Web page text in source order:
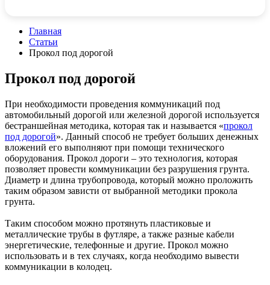
Главная
Статьи
Прокол под дорогой
Прокол под дорогой
При необходимости проведения коммуникаций под
автомобильный дорогой или железной дорогой используется
бестраншейная методика, которая так и называется «прокол
под дорогой». Данный способ не требует больших денежных
вложений его выполняют при помощи технического
оборудования. Прокол дороги – это технология, которая
позволяет провести коммуникации без разрушения грунта.
Диаметр и длина трубопровода, который можно проложить
таким образом зависти от выбранной методики прокола
грунта.
Таким способом можно протянуть пластиковые и
металлические трубы в футляре, а также разные кабели
энергетические, телефонные и другие. Прокол можно
использовать и в тех случаях, когда необходимо вывести
коммуникации в колодец.